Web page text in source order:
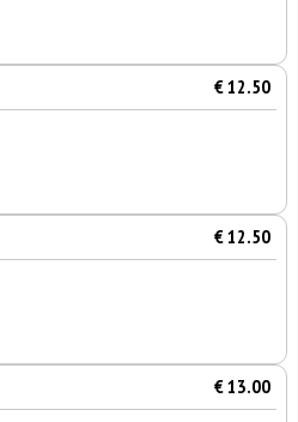
€ 12.50
€ 12.50
€ 13.00